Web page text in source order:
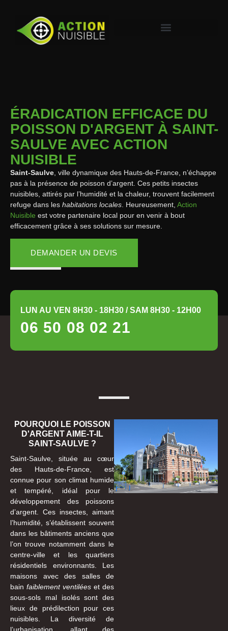
ÉRADICATION EFFICACE DU
POISSON D'ARGENT À SAINT-
SAULVE AVEC ACTION
NUISIBLE
Saint-Saulve , ville dynamique des Hauts-de-France, n’échappe
pas à la présence de poisson d’argent. Ces petits insectes
nuisibles, attirés par l’humidité et la chaleur, trouvent facilement
refuge dans les habitations locales . Heureusement, Action
Nuisible est votre partenaire local pour en venir à bout
efficacement grâce à ses solutions sur mesure.
DEMANDER UN DEVIS
LUN AU VEN 8H30 - 18H30 / SAM 8H30 - 12H00
06 50 08 02 21
POURQUOI LE POISSON
D'ARGENT AIME-T-IL
SAINT-SAULVE ?
Saint-Saulve, située au cœur
des Hauts-de-France, est
connue pour son climat humide
et tempéré, idéal pour le
développement des poissons
d’argent. Ces insectes, aimant
l’humidité, s’établissent souvent
dans les bâtiments anciens que
l’on trouve notamment dans le
centre-ville et les quartiers
résidentiels environnants. Les
maisons avec des salles de
bain faiblement ventilées et des
sous-sols mal isolés sont des
lieux de prédilection pour ces
nuisibles. La diversité de